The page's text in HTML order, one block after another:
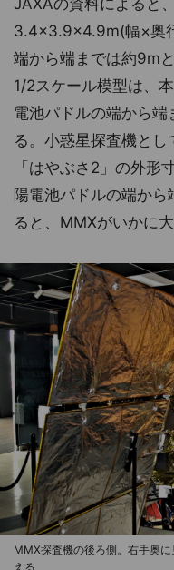
3.4×3.9×4.9m(幅×奥
端から端までは約9m
1/2スケール模型は、
電池パドルの端から
る。小惑星探査機と
「はやぶさ2」の外形
陽電池パドルの端か
ると、MMXがいかに
MMX探査機の後ろ側。右手奥
える